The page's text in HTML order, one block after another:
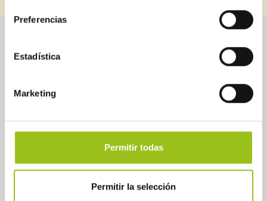
Preferencias
Estadística
Marketing
Permitir todas
Permitir la selección
Sobre Aessia
Cartas de Calidad de
Contactar
Seguridad industrial
Instrumentos de control
Guías